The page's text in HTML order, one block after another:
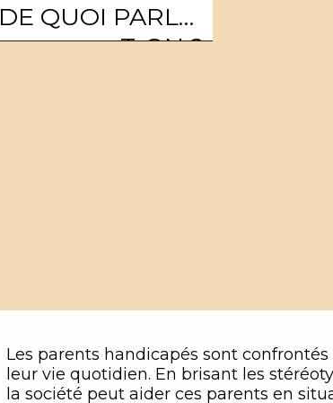
DE QUOI PARLE-
T-ON ?
Les parents handicapés sont
leur vie quotidien. En brisant les
la société peut aider ces parents en